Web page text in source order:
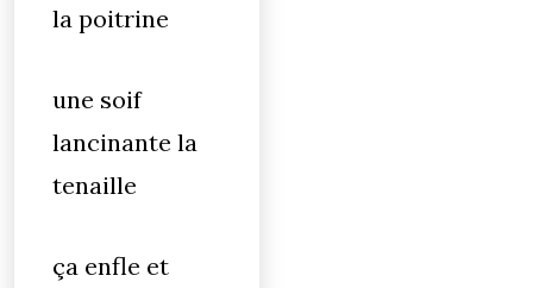
la poitrine
une soif
lancinante la
tenaille
ça enfle et